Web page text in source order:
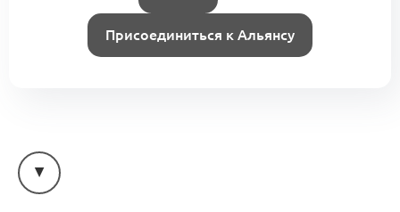
Присоединиться к Альянсу